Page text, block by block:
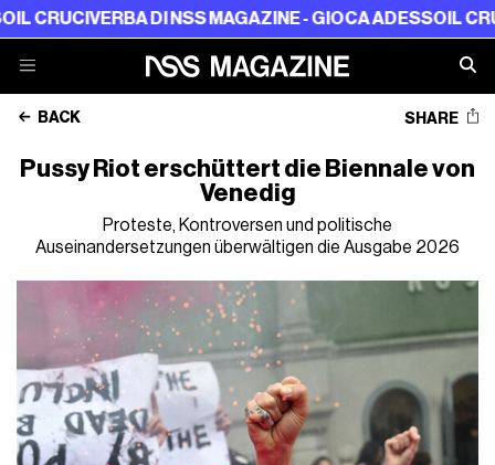
DI NSS MAGAZINE - GIOCA ADESSOIL
BACK SHARE
Pussy Riot erschüttert die Biennale von
Venedig
Proteste, Kontroversen und politische
Auseinandersetzungen überwältigen die Ausgabe 2026